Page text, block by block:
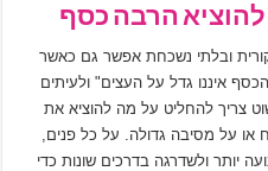
הרבה כסף
ובלתי נשכחת אפשר גם כאשר
איננו גדל על העצים" ולעיתים
צריך להחליט על מה להוציא את
או על מסיבה גדולה. על כל פנים,
יותר ולשדרגה בדרכים שונות כדי